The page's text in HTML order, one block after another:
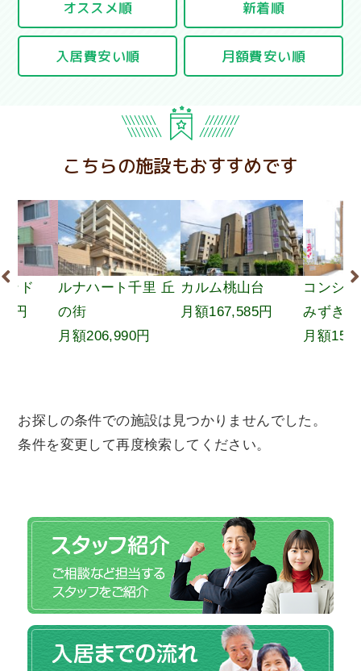
オススメ順 新着順
入居費安い順 月額費安い順
お探しの条件での施設は見つかりませんでした。
条件を変更して再度検索してください。
こちらの施設もおすすめです
ンド
円
ルナハート千里 丘
の街
月額206,990円
カルム桃山台
月額167,585円
コンシ
みずき
月額